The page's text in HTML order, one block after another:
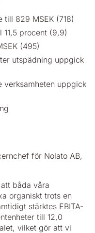
till 829 MSEK (718)
11,5 procent (9,9)
(495)
utspädning uppgick
verksamheten uppgick
för Nolato AB,
båda våra
organiskt trots en
stärktes EBITA-
till 12,0
vilket gör att vi